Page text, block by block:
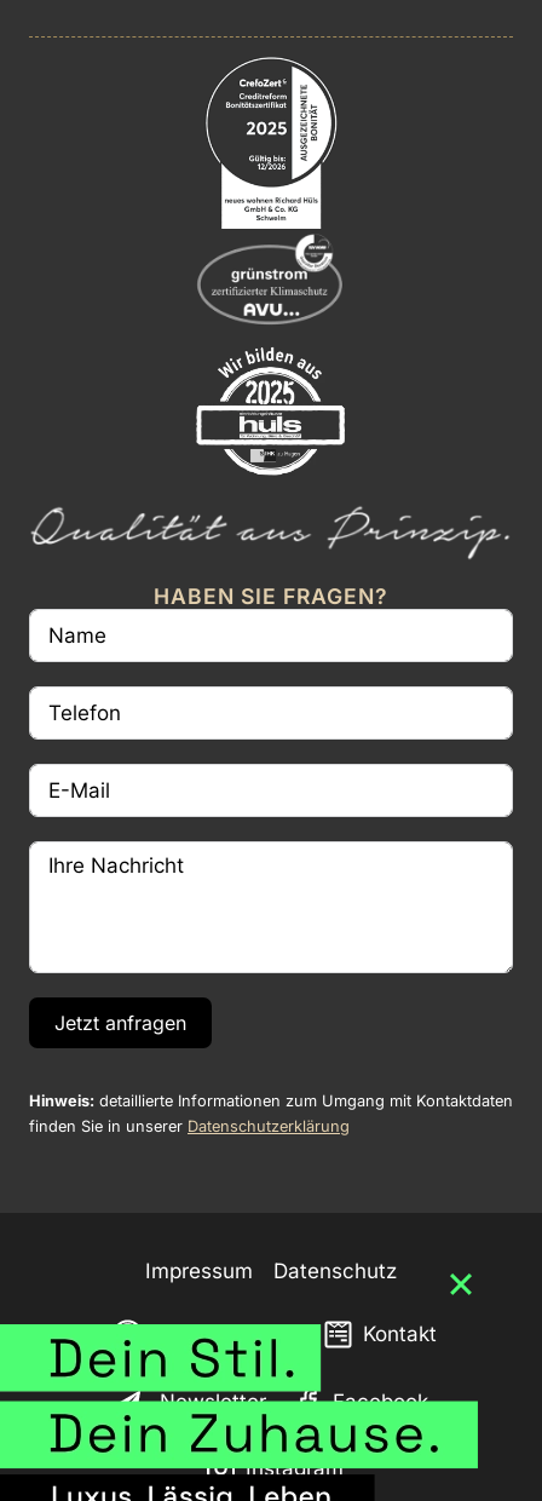
HABEN SIE FRAGEN?
Jetzt anfragen
Hinweis: detaillierte Informationen zum Umgang mit Kontaktdaten
finden Sie in unserer Datenschutzerklärung
Impressum Datenschutz
Barrierefreiheit Kontakt
Newsletter Facebook
Instagram